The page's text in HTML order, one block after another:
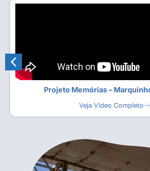
Projeto Memórias –
Veja Vídeo Completo